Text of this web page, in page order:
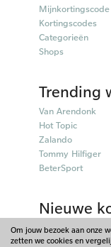
Mijnkortingscode
Kortingscodes
Categorieën
Shops
Trending
Van Arendonk
Hot Topic
Zalando
Tommy Hilfiger
BeterSport
Nieuwe
50plusmobiel
Parfumado
Om jouw bezoek aan onze
zetten we cookies en